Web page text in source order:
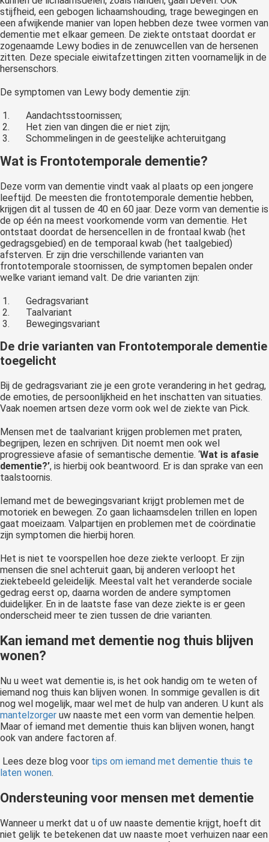
stijfheid, een gebogen lichaamshouding, trage bewegingen en
een afwijkende manier van lopen hebben deze twee vormen van
dementie met elkaar gemeen. De ziekte ontstaat doordat er
zogenaamde Lewy bodies in de zenuwcellen van de hersenen
zitten. Deze speciale eiwitafzettingen zitten voornamelijk in de
hersenschors.
De symptomen van Lewy body dementie zijn:
Aandachtsstoornissen;
Het zien van dingen die er niet zijn;
Schommelingen in de geestelijke achteruitgang
Wat is Frontotemporale dementie?
Deze vorm van dementie vindt vaak al plaats op een jongere
leeftijd. De meesten die frontotemporale dementie hebben,
krijgen dit al tussen de 40 en 60 jaar. Deze vorm van dementie is
de op één na meest voorkomende vorm van dementie. Het
ontstaat doordat de hersencellen in de frontaal kwab (het
gedragsgebied) en de temporaal kwab (het taalgebied)
afsterven. Er zijn drie verschillende varianten van
frontotemporale stoornissen, de symptomen bepalen onder
welke variant iemand valt. De drie varianten zijn:
Gedragsvariant
Taalvariant
Bewegingsvariant
De drie varianten van Frontotemporale dementie
toegelicht
Bij de gedragsvariant zie je een grote verandering in het gedrag,
de emoties, de persoonlijkheid en het inschatten van situaties.
Vaak noemen artsen deze vorm ook wel de ziekte van Pick.
Mensen met de taalvariant krijgen problemen met praten,
begrijpen, lezen en schrijven. Dit noemt men ook wel
progressieve afasie of semantische dementie. ‘Wat is afasie
dementie?’, is hierbij ook beantwoord. Er is dan sprake van een
taalstoornis.
Iemand met de bewegingsvariant krijgt problemen met de
motoriek en bewegen. Zo gaan lichaamsdelen trillen en lopen
gaat moeizaam. Valpartijen en problemen met de coördinatie
zijn symptomen die hierbij horen.
Het is niet te voorspellen hoe deze ziekte verloopt. Er zijn
mensen die snel achteruit gaan, bij anderen verloopt het
ziektebeeld geleidelijk. Meestal valt het veranderde sociale
gedrag eerst op, daarna worden de andere symptomen
duidelijker. En in de laatste fase van deze ziekte is er geen
onderscheid meer te zien tussen de drie varianten.
Kan iemand met dementie nog thuis blijven
wonen?
Nu u weet wat dementie is, is het ook handig om te weten of
iemand nog thuis kan blijven wonen. In sommige gevallen is dit
nog wel mogelijk, maar wel met de hulp van anderen. U kunt als
mantelzorger uw naaste met een vorm van dementie helpen.
Maar of iemand met dementie thuis kan blijven wonen, hangt
ook van andere factoren af.
Lees deze blog voor tips om iemand met dementie thuis te
laten wonen.
Ondersteuning voor mensen met dementie
Wanneer u merkt dat u of uw naaste dementie krijgt, hoeft dit
niet gelijk te betekenen dat uw naaste moet verhuizen naar een